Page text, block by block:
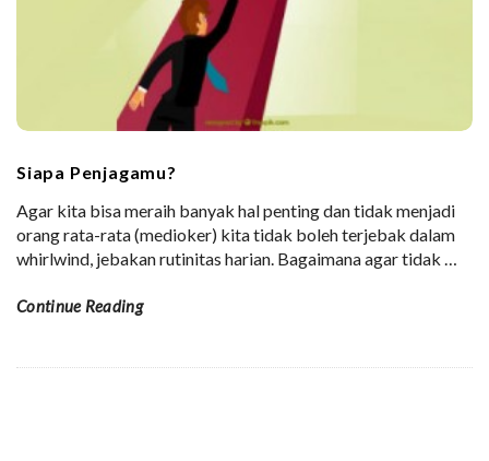
Siapa Penjagamu?
Agar kita bisa meraih banyak hal penting dan tidak menjadi
orang rata-rata (medioker) kita tidak boleh terjebak dalam
whirlwind, jebakan rutinitas harian. Bagaimana agar tidak …
Continue Reading